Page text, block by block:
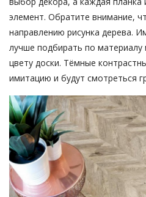
элемент. Обратите внимание,
направлению рисунка дерева.
лучше подбирать по
цвету доски. Тёмные
имитацию и будут смотреться